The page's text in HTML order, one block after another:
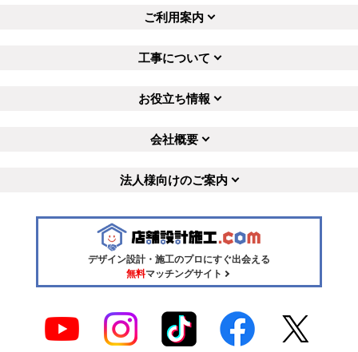
ご利用案内
工事について
お役立ち情報
会社概要
法人様向けのご案内
デザイン設計・施工のプロにすぐ出会える
無料マッチングサイト